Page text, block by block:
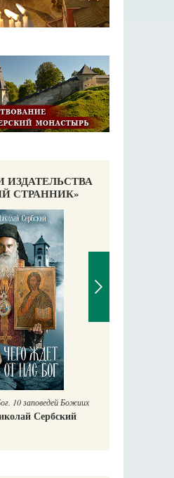
СТРАННИК»
10 заповедей Божиих
Сербский